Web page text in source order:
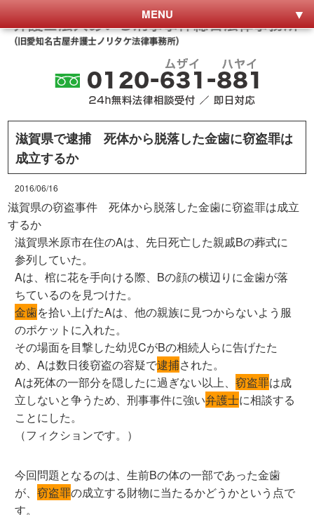
MENU
滋賀県で逮捕 死体から脱落した金歯に窃盗罪は
成立するか
2016/06/16
滋賀県の窃盗事件 死体から脱落した金歯に窃盗罪は成立
するか
滋賀県米原市在住のAは、先日死亡した親戚Bの葬式に
参列していた。
Aは、棺に花を手向ける際、Bの顔の横辺りに金歯が落
ちているのを見つけた。
金歯を拾い上げたAは、他の親族に見つからないよう服
のポケットに入れた。
その場面を目撃した幼児CがBの相続人らに告げたた
め、Aは数日後窃盗の容疑で逮捕された。
Aは死体の一部分を隠したに過ぎない以上、窃盗罪は成
立しないと争うため、刑事事件に強い弁護士に相談する
ことにした。
（フィクションです。）
今回問題となるのは、生前Bの体の一部であった金歯
が、窃盗罪の成立する財物に当たるかどうかという点で
す。